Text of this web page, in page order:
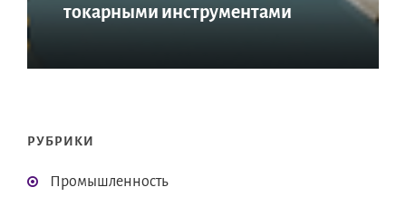
токарными инструментами
РУБРИКИ
Промышленность